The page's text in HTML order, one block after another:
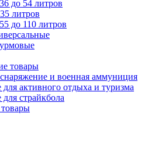
до 54 литров
литров
до 110 литров
товары
и военная аммуниция
активного отдыха и туризма
страйкбола